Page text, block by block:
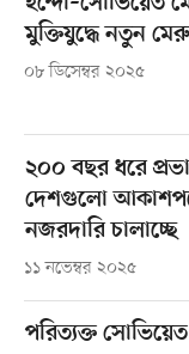
মুক্তিযুদ্ধে নতুন
০৮ ডিসেম্বর ২০২৫
২০০ বছর ধরে
দেশগুলো
নজরদারি চালাচ্ছে
১১ নভেম্বর ২০২৫
পরিত্যক্ত সোভিয়েত